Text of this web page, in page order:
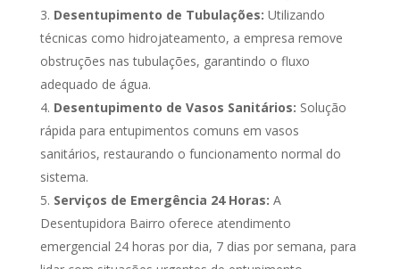
Desentupimento de Tubulações: Utilizando
técnicas como hidrojateamento, a empresa remove
obstruções nas tubulações, garantindo o fluxo
adequado de água.
Desentupimento de Vasos Sanitários: Solução
rápida para entupimentos comuns em vasos
sanitários, restaurando o funcionamento normal do
sistema.
Serviços de Emergência 24 Horas: A
Desentupidora Bairro oferece atendimento
emergencial 24 horas por dia, 7 dias por semana, para